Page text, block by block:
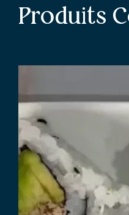
Produits